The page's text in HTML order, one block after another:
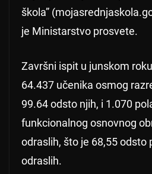
škola”
je Ministarstvo prosvete.
Završni ispit u junskom
64.437 učenika osmog
99.64 odsto njih, i 1.070
funkcionalnog osnovnog
odraslih, što je 68,55 odsto
odraslih.